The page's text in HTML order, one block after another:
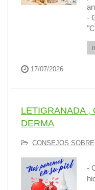
-
17/07/2026
LETIGRANADA ,
DERMA
CONSEJOS
-